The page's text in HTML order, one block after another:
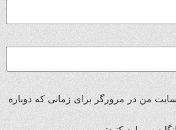
من در مرورگر برای زمانی که دوباره